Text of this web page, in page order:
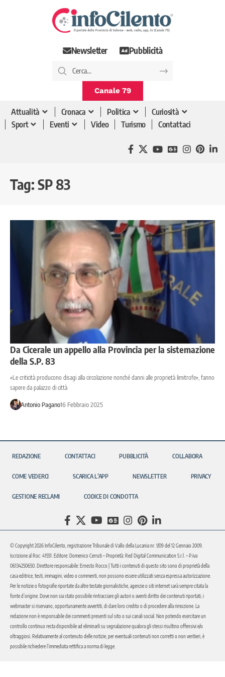
Newsletter Pubblicità
Canale 79
Attualità Cronaca Politica
Curiosità
Sport
Eventi Video Turismo Contattaci
Tag: SP 83
Da Cicerale un appello alla Provincia per la sistemazione
della S.P. 83
«Le criticità producono disagi alla circolazione nonché danni alle proprietà limitrofe», fanno
sapere da palazzo di città
Antonio Pagano16 Febbraio 2025
REDAZIONE CONTATTACI PUBBLICITÀ COLLABORA
COME VEDERCI SCARICA L’APP NEWSLETTER PRIVACY
GESTIONE RECLAMI CODICE DI CONDOTTA
© Copyright 2026 InfoCilento, registrazione Tribunale di Vallo della Lucania nr. 1/09 del 12 Gennaio 2009.
Iscrizione al Roc: 41551. Editore: Domenico Cerruti – Proprietà: Red Digital Communication S.r.l. – P.iva
06134250650. Direttore responsabile: Ernesto Rocco | Tutti i contenuti di questo sito sono di proprietà della
casa editrice, testi, immagini, video o commenti, non possono essere utilizzati senza espressa autorizzazione.
Per le notizie o fotografie riportate da altre testate giornalistiche, agenzie o siti internet sarà sempre citata la
fonte d’origine. Dove non sia stato possibile rintracciare gli autori o aventi diritto dei contenuti riportati, i
webmaster si riservano, opportunamente avvertiti, di dare loro credito o di procedere alla rimozione. La
redazione non è responsabile dei commenti presenti sul sito o sui canali social. Non potendo esercitare un
controllo continuo resta disponibile ad eliminarli su segnalazione qualora gli stessi risultino offensivi e/o
oltraggiosi. Relativamente al contenuto delle notizie, per eventuali contenuti non corretti o non veritieri, è
possibile richiedere l’immediata rettifica a norma di legge.